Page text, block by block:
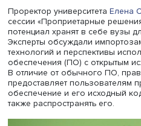
доверить искусственному
перевозить людей? Эти и
конференции «Цифровая
(ЦИПР-2022), в которой
Проректор университета
сессии «Проприетарные
потенциал хранят в себе
Эксперты обсуждали
технологий и перспективы